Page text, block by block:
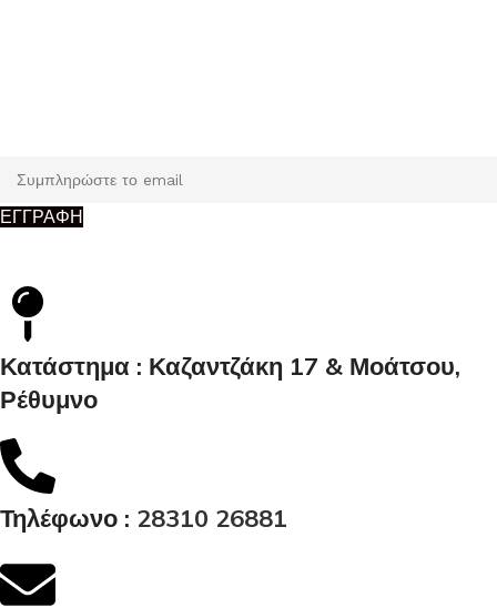
ΕΓΓΡΑΦΗ
Κατάστημα : Καζαντζάκη 17 & Μοάτσου,
Ρέθυμνο
Τηλέφωνο : 28310 26881